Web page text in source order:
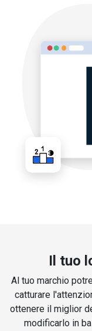
Il tuo
Al tuo marchio
catturare
ottenere il miglior
modificarlo in